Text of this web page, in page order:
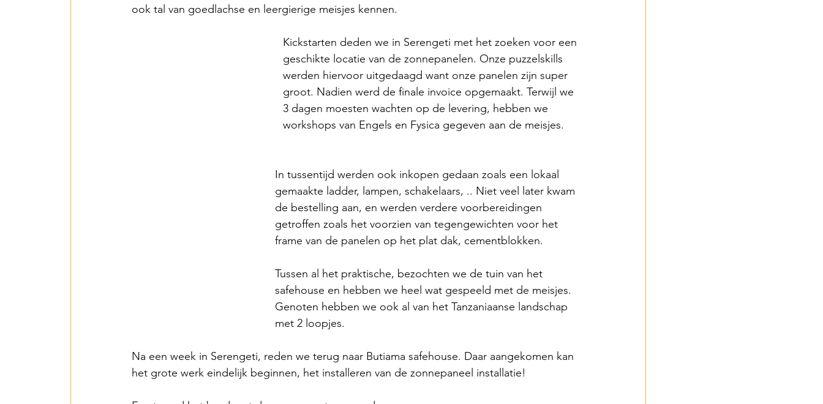
Drinking Water in Abompe - 2023
Wastewater Treatment - 2023 Chabwino - 2023
Cold Chain - 2022
ook tal van goedlachse en leergierige meisjes kennen.
Kickstarten deden we in Serengeti met het zoeken voor een
geschikte locatie van de zonnepanelen. Onze puzzelskills
werden hiervoor uitgedaagd want onze panelen zijn super
groot. Nadien werd de finale invoice opgemaakt. Terwijl we
3 dagen moesten wachten op de levering, hebben we
workshops van Engels en Fysica gegeven aan de meisjes.
In tussentijd werden ook inkopen gedaan zoals een lokaal
gemaakte ladder, lampen, schakelaars, .. Niet veel later kwam
de bestelling aan, en werden verdere voorbereidingen
getroffen zoals het voorzien van tegengewichten voor het
frame van de panelen op het plat dak, cementblokken.
Tussen al het praktische, bezochten we de tuin van het
safehouse en hebben we heel wat gespeeld met de meisjes.
Genoten hebben we ook al van het Tanzaniaanse landschap
met 2 loopjes.
Na een week in Serengeti, reden we terug naar Butiama safehouse. Daar aangekomen kan
het grote werk eindelijk beginnen, het installeren van de zonnepaneel installatie!